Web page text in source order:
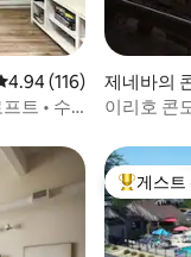
점 4.94점(5점 만점),
4.94 (116)
트 • 수
제네바의
이리호 콘
상위 게스
게스트